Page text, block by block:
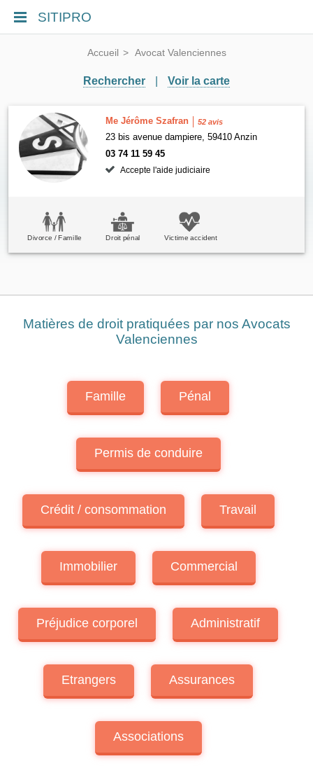
SITIPRO
Accueil Avocat Valenciennes
Rechercher Voir la carte
Me Jérôme Szafran 52 avis
23 bis avenue dampiere, 59410 Anzin
03 74 11 59 45
Accepte l'aide judiciaire
Divorce / Famille Droit pénal Victime accident
Matières de droit pratiquées par nos Avocats
Valenciennes
Famille Pénal
Permis de conduire
Crédit / consommation Travail
Immobilier Commercial
Préjudice corporel Administratif
Etrangers Assurances
Associations